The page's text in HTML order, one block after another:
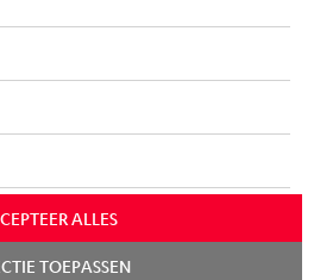
De op de foto's afgebeelde
inbegrepen. Eventuele
zijn bij de prijs inbegrepen.
Act hier de overeenkomst herroepen
ALLES
TOEPASSEN